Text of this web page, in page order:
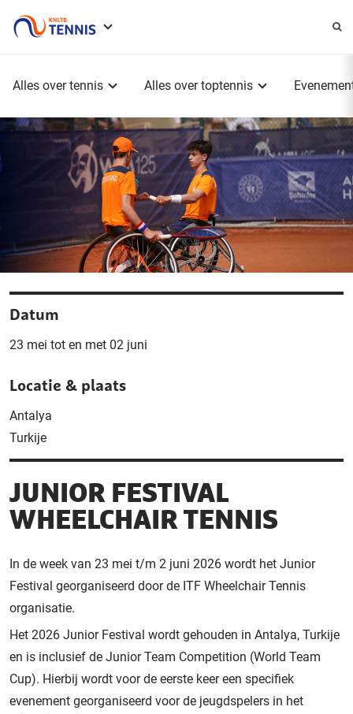
Alles over tennis Alles over toptennis
Datum
23 mei tot en met 02 juni
Locatie & plaats
Antalya
Turkije
JUNIOR FESTIVAL
WHEELCHAIR TENNIS
In de week van 23 mei t/m 2 juni 2026 wordt het Junior
Festival georganiseerd door de ITF Wheelchair Tennis
organisatie.
Het 2026 Junior Festival wordt gehouden in Antalya, Turkije
en is inclusief de Junior Team Competition (World Team
Cup). Hierbij wordt voor de eerste keer een specifiek
evenement georganiseerd voor de jeugdspelers in het